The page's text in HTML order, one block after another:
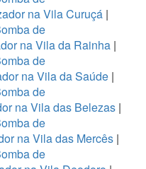
na Vila Curuçá |
de
na Vila da Rainha |
de
na Vila da Saúde |
de
na Vila das Belezas|
de
na Vila das Mercês|
de